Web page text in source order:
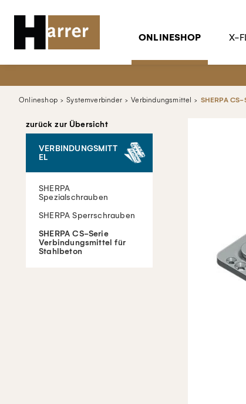
ONLINESHOP X-
Onlineshop Systemverbinder Verbindungsmittel SHERPA
zurück zur Übersicht
VERBINDUNGSMITT
EL
SHERPA
Spezialschrauben
SHERPA Sperrschrauben
SHERPA CS-Serie
Verbindungsmittel für
Stahlbeton